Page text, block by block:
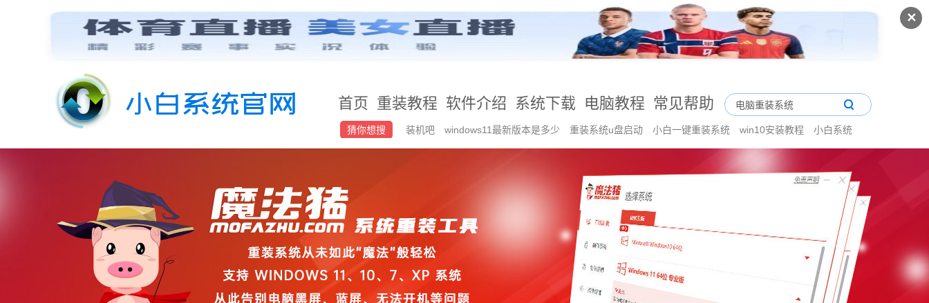
✕
首页 重装教程 软件介绍 系统下载 电脑教程 常见帮助
猜你想搜 装机吧 windows11最新版本是多少 重装系统u盘启动 小白一键重装系统 win10安装教程 小白系统